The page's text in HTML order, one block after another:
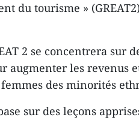
du tourisme »
2 se concentrera sur
augmenter les revenus
des minorités
sur des leçons